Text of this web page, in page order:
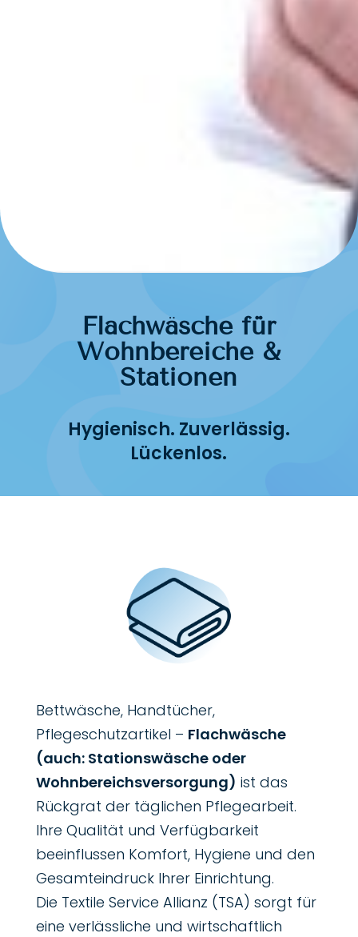
Flachwäsche für
Wohnbereiche &
Stationen
Hygienisch. Zuverlässig.
Lückenlos.
Bettwäsche, Handtücher,
Pflegeschutzartikel – Flachwäsche
(auch: Stationswäsche oder
Wohnbereichsversorgung) ist das
Rückgrat der täglichen Pflegearbeit.
Ihre Qualität und Verfügbarkeit
beeinflussen Komfort, Hygiene und den
Gesamteindruck Ihrer Einrichtung.
Die Textile Service Allianz (TSA) sorgt für
eine verlässliche und wirtschaftlich